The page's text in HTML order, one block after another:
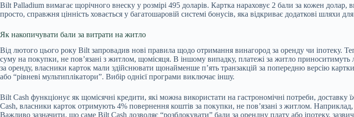
Bilt Palladium вимагає щорічного внеску у розмірі 495 доларів. Картка нараховує 2 бали за кожен
просто, справжня цінність ховається у багатошаровій системі бонусів, яка відкриває додаткові шляхи
Як накопичувати бали за витрати на житло
Від лютого цього року Bilt запровадив нові правила щодо отримання винагород за оренду чи іпотеку.
суму на покупки, не пов’язані з житлом, щомісяця. В іншому випадку, платежі за житло приноситимуть
за оренду, власники карток мали здійснювати щонайменше п’ять транзакцій за попередню версію
або “рівневі мультиплікатори”. Вибір однієї програми виключає іншу.
Bilt Cash функціонує як щомісячні кредити, які можна використати на гастрономічні потреби,
Cash, власники карток отримують 4% повернення коштів за покупки, не пов’язані з житлом.
Важливо зазначити, що саме Bilt Cash дозволяє “розблокувати” бали за орендну плату або іпотеку,